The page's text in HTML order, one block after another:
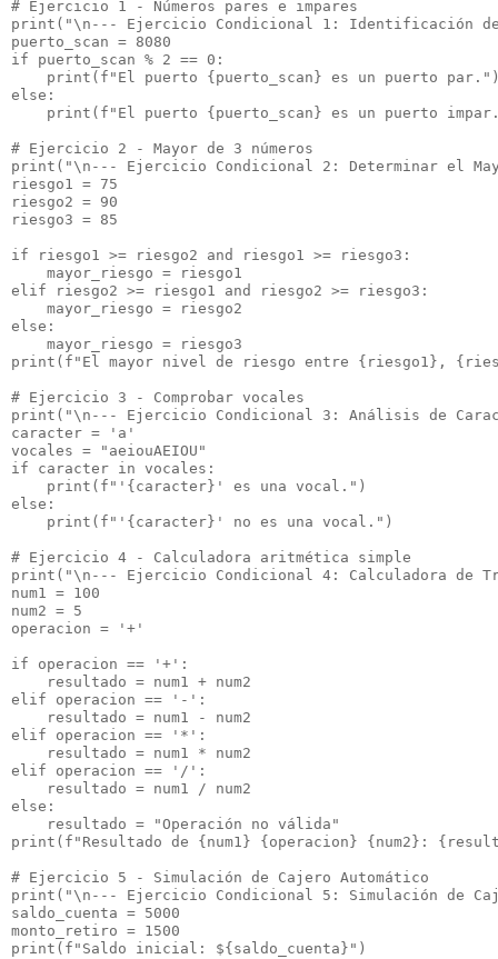
# Ejercicio 1 - Números pares e impares
print("\n--- Ejercicio Condicional 1: Identificación
puerto_scan = 8080
if puerto_scan % 2 == 0:
print(f"El puerto {puerto_scan} es un puerto
else:
print(f"El puerto {puerto_scan} es un puerto
# Ejercicio 2 - Mayor de 3 números
print("\n--- Ejercicio Condicional 2: Determinar el
riesgo1 = 75
riesgo2 = 90
riesgo3 = 85
if riesgo1 >= riesgo2 and riesgo1 >= riesgo3:
    mayor_riesgo = riesgo1
elif riesgo2 >= riesgo1 and riesgo2 >= riesgo3:
    mayor_riesgo = riesgo2
else:
    mayor_riesgo = riesgo3
print(f"El mayor nivel de riesgo entre {riesgo1},
# Ejercicio 3 - Comprobar vocales
print("\n--- Ejercicio Condicional 3: Análisis de
caracter = 'a'
vocales = "aeiouAEIOU"
if caracter in vocales:
    print(f"'{caracter}' es una vocal.")
else:
    print(f"'{caracter}' no es una vocal.")
# Ejercicio 4 - Calculadora aritmética simple
print("\n--- Ejercicio Condicional 4: Calculadora de
num1 = 100
num2 = 5
operacion = '+'
if operacion == '+':
    resultado = num1 + num2
elif operacion == '-':
    resultado = num1 - num2
elif operacion == '*':
    resultado = num1 * num2
elif operacion == '/':
    resultado = num1 / num2
else:
    resultado = "Operación no válida"
print(f"Resultado de {num1} {operacion} {num2}:
# Ejercicio 5 - Simulación de Cajero Automático
print("\n--- Ejercicio Condicional 5: Simulación de
saldo_cuenta = 5000
monto_retiro = 1500
print(f"Saldo inicial: ${saldo_cuenta}")